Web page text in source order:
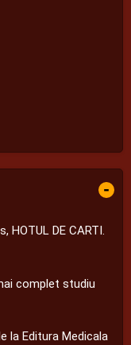
-
HOTUL DE CARTI.
complet studiu
la Editura Medicala